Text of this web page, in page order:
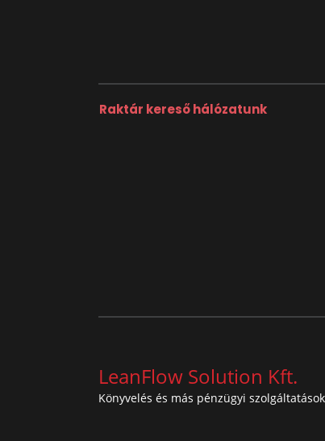
Raktár kereső hálózatunk
LeanFlow Solution Kft.
Könyvelés és más pénzügyi